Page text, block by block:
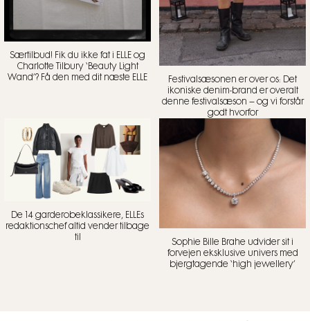
Særtilbud! Fik du ikke fat i ELLE og
Charlotte Tilbury ‘Beauty Light
Wand’? Få den med dit næste ELLE
Festivalsæsonen er over os: Det
ikoniske denim-brand er overalt
denne festivalsæson – og vi forstår
godt hvorfor
De 14 garderobeklassikere, ELLEs
redaktionschef altid vender tilbage
til
Sophie Bille Brahe udvider sit i
forvejen eksklusive univers med
bjergtagende ‘high jewellery’